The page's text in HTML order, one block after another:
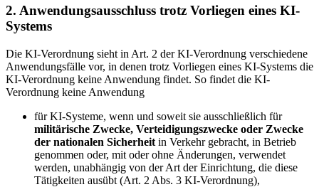
2. Anwendungsausschluss trotz Vorliegen eines KI-
Systems
Die KI-Verordnung sieht in Art. 2 der KI-Verordnung verschiedene
Anwendungsfälle vor, in denen trotz Vorliegen eines KI-Systems die
KI-Verordnung keine Anwendung findet. So findet die KI-
Verordnung keine Anwendung
für KI‑Systeme, wenn und soweit sie ausschließlich für
militärische Zwecke, Verteidigungszwecke oder Zwecke
der nationalen Sicherheit in Verkehr gebracht, in Betrieb
genommen oder, mit oder ohne Änderungen, verwendet
werden, unabhängig von der Art der Einrichtung, die diese
Tätigkeiten ausübt (Art. 2 Abs. 3 KI-Verordnung),